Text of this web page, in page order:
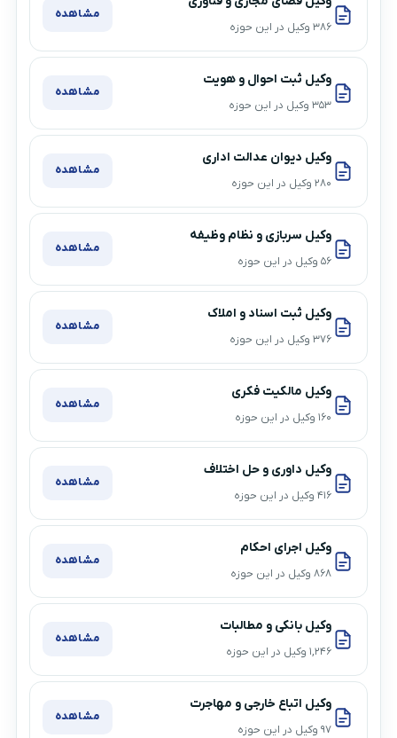
۳۸۶ وکیل در این حوزه
مشاهده
وکیل ثبت احوال و هویت
۳۵۳ وکیل در این حوزه
مشاهده
وکیل دیوان عدالت اداری
۲۸۰ وکیل در این حوزه
مشاهده
وکیل سربازی و نظام وظیفه
۵۶ وکیل در این حوزه
مشاهده
وکیل ثبت اسناد و املاک
۳۷۶ وکیل در این حوزه
مشاهده
وکیل مالکیت فکری
۱۶۰ وکیل در این حوزه
مشاهده
وکیل داوری و حل اختلاف
۴۱۶ وکیل در این حوزه
مشاهده
وکیل اجرای احکام
۸۶۸ وکیل در این حوزه
مشاهده
وکیل بانکی و مطالبات
۱,۲۴۶ وکیل در این حوزه
مشاهده
وکیل اتباع خارجی و مهاجرت
۹۷ وکیل در این حوزه
مشاهده